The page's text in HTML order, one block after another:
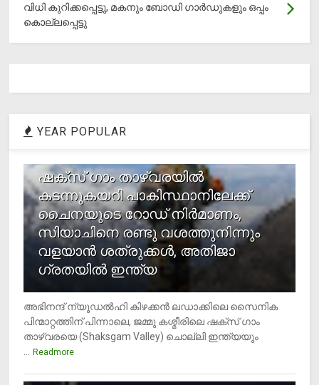
വിധി കുറിക്കപ്പെട്ടു, മകനും ബോഡി ഗാര്‍ഡുകളും ഒപ്പം
കൊല്ലപ്പെട്ടു
YEAR POPULAR
ഷക്സ് ​ഗാം താഴ്‌വരയിൽ
കടന്നുകയറി പാകിസ്ഥാനിലേക്ക്
ചൈനയുടെ റോഡ് നിർമാണം,
സിയാചിനെ രണ്ടു വശത്തുനിന്നും
വളയാൻ ശത്രുക്കൾ, അതിജാ​
ഗ്രതയിൽ ഇന്ത്യ
അഭിനന്ദ് ന്യൂഡൽഹി കിഴക്കൻ ലഡാക്കിലെ സൈനിക
പിന്മാറ്റത്തിന് പിന്നാലെ, ജമ്മു കശ്മീരിലെ ഷക്സ് ​ഗാം
താഴ്‌വരയെ (Shaksgam Valley) ചൊല്ലി ഇന്ത്യയും
... Readmore